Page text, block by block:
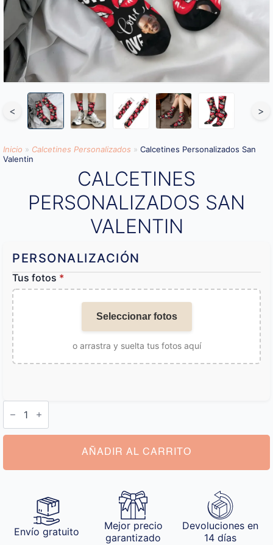
< >
Inicio » Calcetines Personalizados » Calcetines Personalizados San
Valentin
CALCETINES
PERSONALIZADOS SAN
VALENTIN
PERSONALIZACIÓN
Tus fotos *
Seleccionar fotos
o arrastra y suelta tus fotos aquí
Calcetines
Personalizados
San
Valentin
AÑADIR AL CARRITO
Envío gratuito
Mejor precio
garantizado
Devoluciones en
14 días